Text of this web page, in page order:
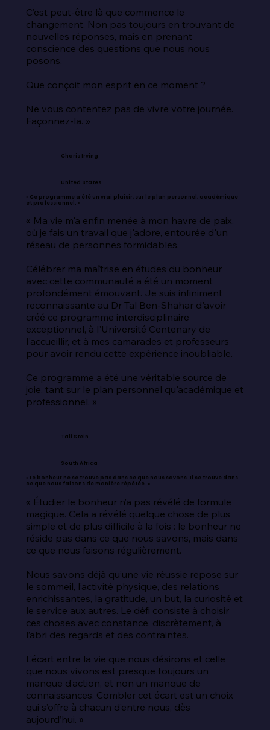
C’est peut-être là que commence le
changement. Non pas toujours en trouvant de
nouvelles réponses, mais en prenant
conscience des questions que nous nous
posons.
Que conçoit mon esprit en ce moment ?
Ne vous contentez pas de vivre votre journée.
Façonnez-la. »
Charis Irving
United States
« Ce programme a été un vrai plaisir, sur le plan personnel, académique
et professionnel. »
« Ma vie m'a enfin menée à mon havre de paix,
où je fais un travail que j'adore, entourée d'un
réseau de personnes formidables.
Célébrer ma maîtrise en études du bonheur
avec cette communauté a été un moment
profondément émouvant. Je suis infiniment
reconnaissante au Dr Tal Ben-Shahar d'avoir
créé ce programme interdisciplinaire
exceptionnel, à l'Université Centenary de
l'accueillir, et à mes camarades et professeurs
pour avoir rendu cette expérience inoubliable.
Ce programme a été une véritable source de
joie, tant sur le plan personnel qu'académique et
professionnel. »
Tali Stein
South Africa
« Le bonheur ne se trouve pas dans ce que nous savons. Il se trouve dans
ce que nous faisons de manière répétée. »
« Étudier le bonheur n’a pas révélé de formule
magique. Cela a révélé quelque chose de plus
simple et de plus difficile à la fois : le bonheur ne
réside pas dans ce que nous savons, mais dans
ce que nous faisons régulièrement.
Nous savons déjà qu’une vie réussie repose sur
le sommeil, l’activité physique, des relations
enrichissantes, la gratitude, un but, la curiosité et
le service aux autres. Le défi consiste à choisir
ces choses avec constance, discrètement, à
l’abri des regards et des contraintes.
L’écart entre la vie que nous désirons et celle
que nous vivons est presque toujours un
manque d’action, et non un manque de
connaissances. Combler cet écart est un choix
qui s’offre à chacun d’entre nous, dès
aujourd’hui. »